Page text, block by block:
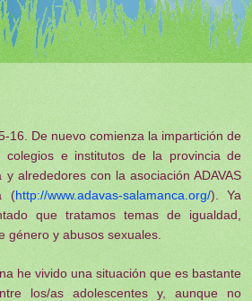
16. De nuevo comienza la impartición de
colegios e institutos de la provincia de
y alrededores con la asociación ADAVAS
(http://www.adavas-salamanca.org/). Ya
que tratamos temas de igualdad,
género y abusos sexuales.
he vivido una situación que es bastante
los/as adolescentes y, aunque no